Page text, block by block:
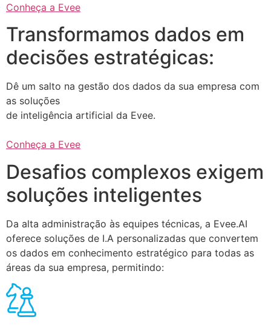
Conheça a Evee
Transformamos dados em
decisões estratégicas:
Dê um salto na gestão dos dados da sua empresa com
as soluções
de inteligência artificial da Evee.
Conheça a Evee
Desafios complexos exigem
soluções inteligentes
Da alta administração às equipes técnicas, a Evee.AI
oferece soluções de I.A personalizadas que convertem
os dados em conhecimento estratégico para todas as
áreas da sua empresa, permitindo: